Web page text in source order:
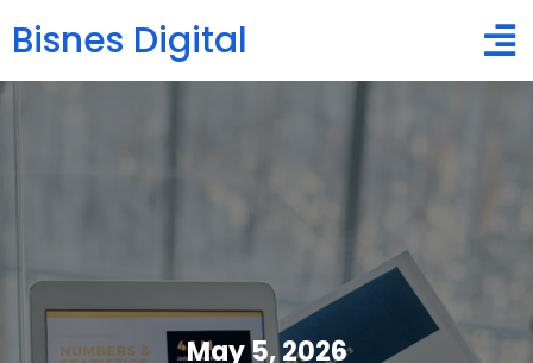
Bisnes Digital
May 5, 2026